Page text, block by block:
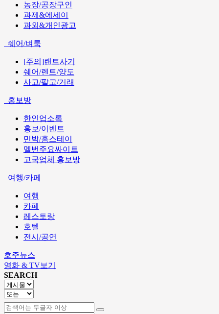
농장/공장구인
과제&에세이
과외&개인광고
쉐어/벼룩
[주의]랜트사기
쉐어/렌트/양도
사고/팔고/거래
홍보방
한인업소록
홍보/이벤트
민박/홈스테이
멜번주요싸이트
고국업체 홍보방
여행/카페
여행
카페
레스토랑
호텔
전시/공연
호주뉴스
영화 & TV보기
SEARCH